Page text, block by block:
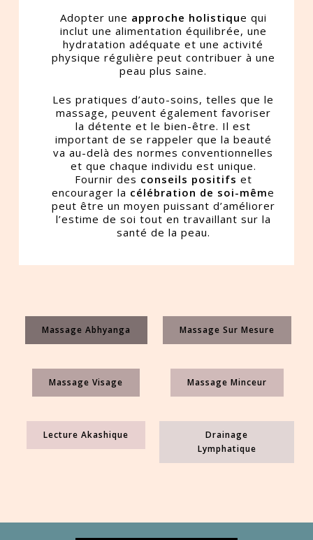
Adopter une approche holistique qui
inclut une alimentation équilibrée, une
hydratation adéquate et une activité
physique régulière peut contribuer à une
peau plus saine.
Les pratiques d’auto-soins, telles que le
massage, peuvent également favoriser
la détente et le bien-être. Il est
important de se rappeler que la beauté
va au-delà des normes conventionnelles
et que chaque individu est unique.
Fournir des conseils positifs et
encourager la célébration de soi-même
peut être un moyen puissant d’améliorer
l’estime de soi tout en travaillant sur la
santé de la peau.
Massage Abhyanga Massage Sur Mesure
Massage Visage Massage Minceur
Lecture Akashique
Drainage
Lymphatique